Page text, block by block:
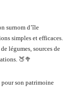
surnom d’île
simples et efficaces.
légumes, sources de
🍑🥦
pour son patrimoine